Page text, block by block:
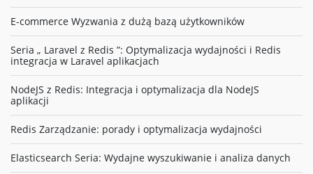
E-commerce Wyzwania z dużą bazą użytkowników
Seria „ Laravel z Redis ”: Optymalizacja wydajności i Redis
integracja w Laravel aplikacjach
NodeJS z Redis: Integracja i optymalizacja dla NodeJS
aplikacji
Redis Zarządzanie: porady i optymalizacja wydajności
Elasticsearch Seria: Wydajne wyszukiwanie i analiza danych